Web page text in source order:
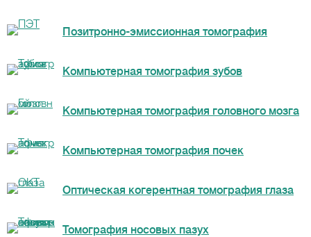
Позитронно-эмиссионная томография
Компьютерная томография зубов
Компьютерная томография головного мозга
Компьютерная томография почек
Оптическая когерентная томография глаза
Томография носовых пазух